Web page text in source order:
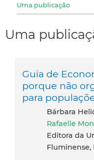
Uma publicação
Uma
Guia de
porque não
para
Bárbara
Rafaelle
Editora da
Fluminense,